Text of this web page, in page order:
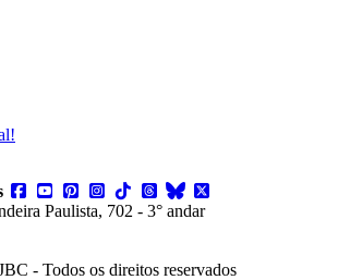
Paulista, 702 - 3° andar
- Todos os direitos reservados